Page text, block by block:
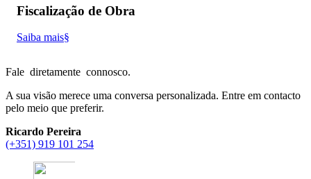
Fiscalização de Obra
Saiba mais§
Fale diretamente connosco.
A sua visão merece uma conversa personalizada. Entre em contacto
pelo meio que preferir.
Ricardo Pereira
(+351) 919 101 254